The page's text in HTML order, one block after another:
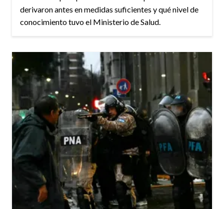
derivaron antes en medidas suficientes y qué nivel de
conocimiento tuvo el Ministerio de Salud.